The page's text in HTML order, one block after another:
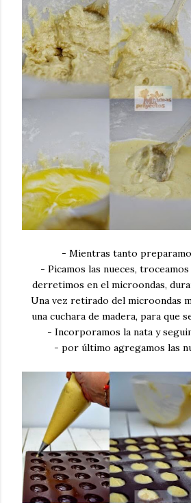
- Mientras tanto
- Picamos las nueces,
derretimos en el microondas,
Una vez retirado del microondas
una cuchara de madera, para que
- Incorporamos la nata y
- por último agregamos las